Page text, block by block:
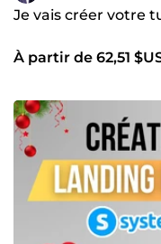
Je vais créer votre
À partir de 62,51